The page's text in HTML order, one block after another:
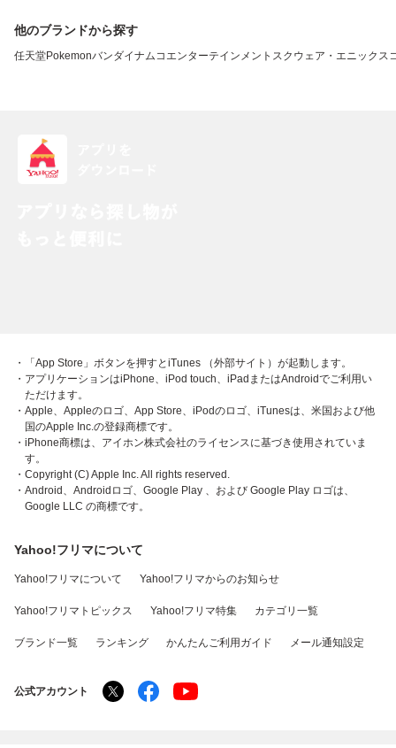
他のブランドから探す
任天堂Pokemonバンダイナムコエンターテインメント スクウェア・エニックス
・「App Store」ボタンを押すとiTunes （外部サイト）が起動します。
・アプリケーションはiPhone、iPod touch、iPadまたはAndroidでご利用い
ただけます。
・Apple、Appleのロゴ、App Store、iPodのロゴ、iTunesは、米国および他
国のApple Inc.の登録商標です。
・iPhone商標は、アイホン株式会社のライセンスに基づき使用されていま
す。
・Copyright (C) Apple Inc. All rights reserved.
・Android、Androidロゴ、Google Play 、および Google Play ロゴは、
Google LLC の商標です。
Yahoo!フリマについて
Yahoo!フリマについて Yahoo!フリマからのお知らせ
Yahoo!フリマトピックス Yahoo!フリマ特集 カテゴリ一覧
ブランド一覧 ランキング かんたんご利用ガイド メール通知設定
公式アカウント